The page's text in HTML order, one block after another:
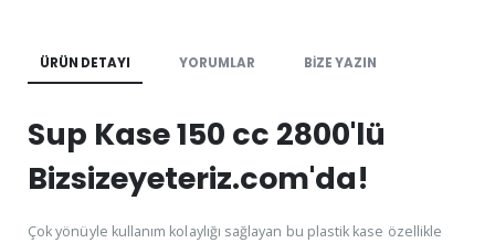
ÜRÜN DETAYI YORUMLAR BIZE YAZIN
Sup Kase 150 cc 2800'lü
Bizsizeyeteriz.com'da!
Çok yönüyle kullanım kolaylığı sağlayan bu plastik kase özellikle